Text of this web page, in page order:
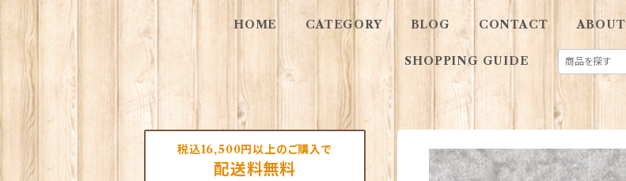
HOME CATEGORY BLOG CONTACT ABOUT
SHOPPING GUIDE
税込16,500円以上のご購入で
配送料無料